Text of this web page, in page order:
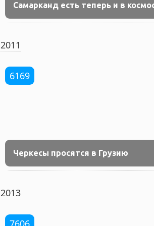
Самарканд есть теперь и в
2011
6169
Черкесы просятся в Грузию
2013
7606